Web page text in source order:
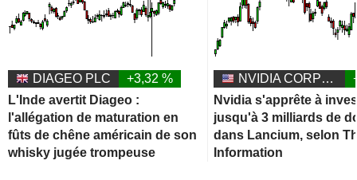
DIAGEO PLC
+3,32 %
L'Inde avertit Diageo :
l'allégation de maturation en
fûts de chêne américain de son
whisky jugée trompeuse
NVIDIA CORPORATION
Nvidia s'apprête à
jusqu'à 3 milliards de
dans Lancium, selon
Information